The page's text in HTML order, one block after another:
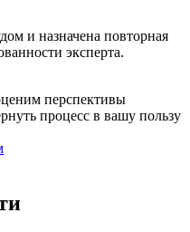
и назначена повторная
эксперта.
перспективы
процесс в вашу пользу